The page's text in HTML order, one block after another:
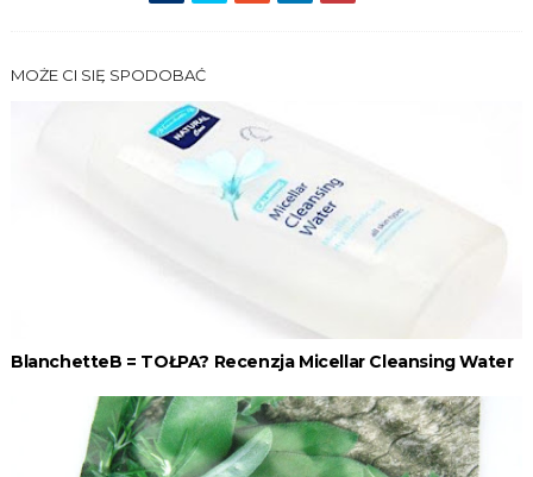
MOŻE CI SIĘ SPODOBAĆ
BlanchetteB = TOŁPA? Recenzja Micellar Cleansing Water